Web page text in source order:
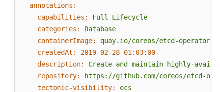
作
前
置
检
查
约
annotations:
capabilities:
Full
Lifecycle
categories:
Database
containerImage:
quay.io/coreos/etcd-
createdAt:
2019-02-28 01:03:00
description:
Create and maintain
highly-
repository:
https://github.com/coreos/etcd-
tectonic-visibility:
ocs